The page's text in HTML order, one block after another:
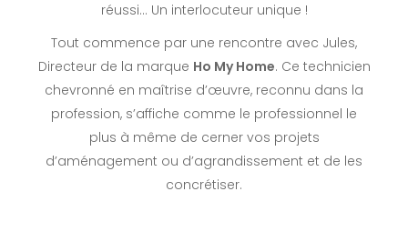
réussi… Un interlocuteur unique !
Tout commence par une rencontre avec Jules,
Directeur de la marque Ho My Home. Ce technicien
chevronné en maîtrise d’œuvre, reconnu dans la
profession, s’affiche comme le professionnel le
plus à même de cerner vos projets
d’aménagement ou d’agrandissement et de les
concrétiser.